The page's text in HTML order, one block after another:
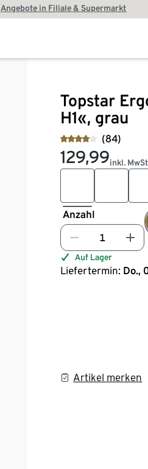
Angebote in Filiale & Supermarkt
Topstar
H1«, grau
(84)
129,99inkl.
Anzahl
Auf Lager
Liefertermin: Do.,
Artikel merken